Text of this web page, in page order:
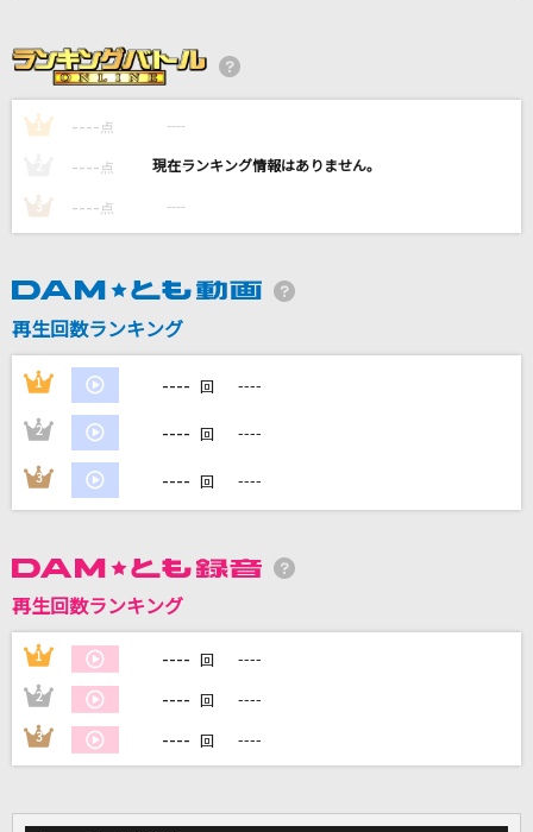
咲かせや咲かせ
EGOIST
爆裂愛してる
DAMの新曲・ランキングなど
DAMに会員登録・ログインして
自宅でカラオケ歌い放題！
家族や友達と一緒に！練習にも！
1 ---- 点 ----
---- 点 ----
3 ---- 点 ----
再生回数ランキング
1 ---- 回 ----
2 ---- 回 ----
3 ---- 回 ----
再生回数ランキング
1 ---- 回 ----
2 ---- 回 ----
3 ---- 回 ----